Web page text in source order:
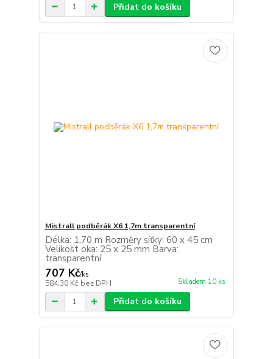
Přidat do košíku
Mistrall podběrák X6 1,7m transparentní
Délka: 1,70 m Rozměry síťky: 60 x 45 cm
Velikost oka: 25 x 25 mm Barva:
transparentní
707 Kč/ks
584,30 Kč bez DPH Skladem 10 ks
Přidat do košíku